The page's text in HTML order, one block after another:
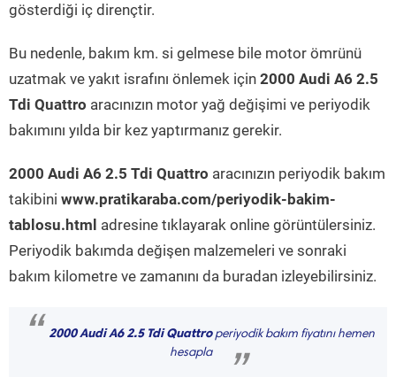
gösterdiği iç dirençtir.
Bu nedenle, bakım km. si gelmese bile motor ömrünü
uzatmak ve yakıt israfını önlemek için 2000 Audi A6 2.5
Tdi Quattro aracınızın motor yağ değişimi ve periyodik
bakımını yılda bir kez yaptırmanız gerekir.
2000 Audi A6 2.5 Tdi Quattro aracınızın periyodik bakım
takibini www.pratikaraba.com/periyodik-bakim-
tablosu.html adresine tıklayarak online görüntülersiniz.
Periyodik bakımda değişen malzemeleri ve sonraki
bakım kilometre ve zamanını da buradan izleyebilirsiniz.
“ 2000 Audi A6 2.5 Tdi Quattroperiyodik bakım fiyatını hemen
hesapla